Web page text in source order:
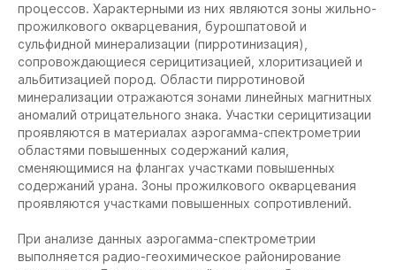
процессов. Характерными из них являются зоны жильно-
прожилкового окварцевания, бурошпатовой и
сульфидной минерализации (пирротинизация),
сопровождающиеся серицитизацией, хлоритизацией и
альбитизацией пород. Области пирротиновой
минерализации отражаются зонами линейных магнитных
аномалий отрицательного знака. Участки серицитизации
проявляются в материалах аэрогамма-спектрометрии
областями повышенных содержаний калия,
сменяющимися на флангах участками повышенных
содержаний урана. Зоны прожилкового окварцевания
проявляются участками повышенных сопротивлений.
При анализе данных аэрогамма-спектрометрии
выполняется радио-геохимическое районирование